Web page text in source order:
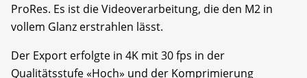
ProRes. Es ist die Videoverarbeitung, die den M2 in
vollem Glanz erstrahlen lässt.
Der Export erfolgte in 4K mit 30 fps in der
Qualitätsstufe «Hoch» und der Komprimierung